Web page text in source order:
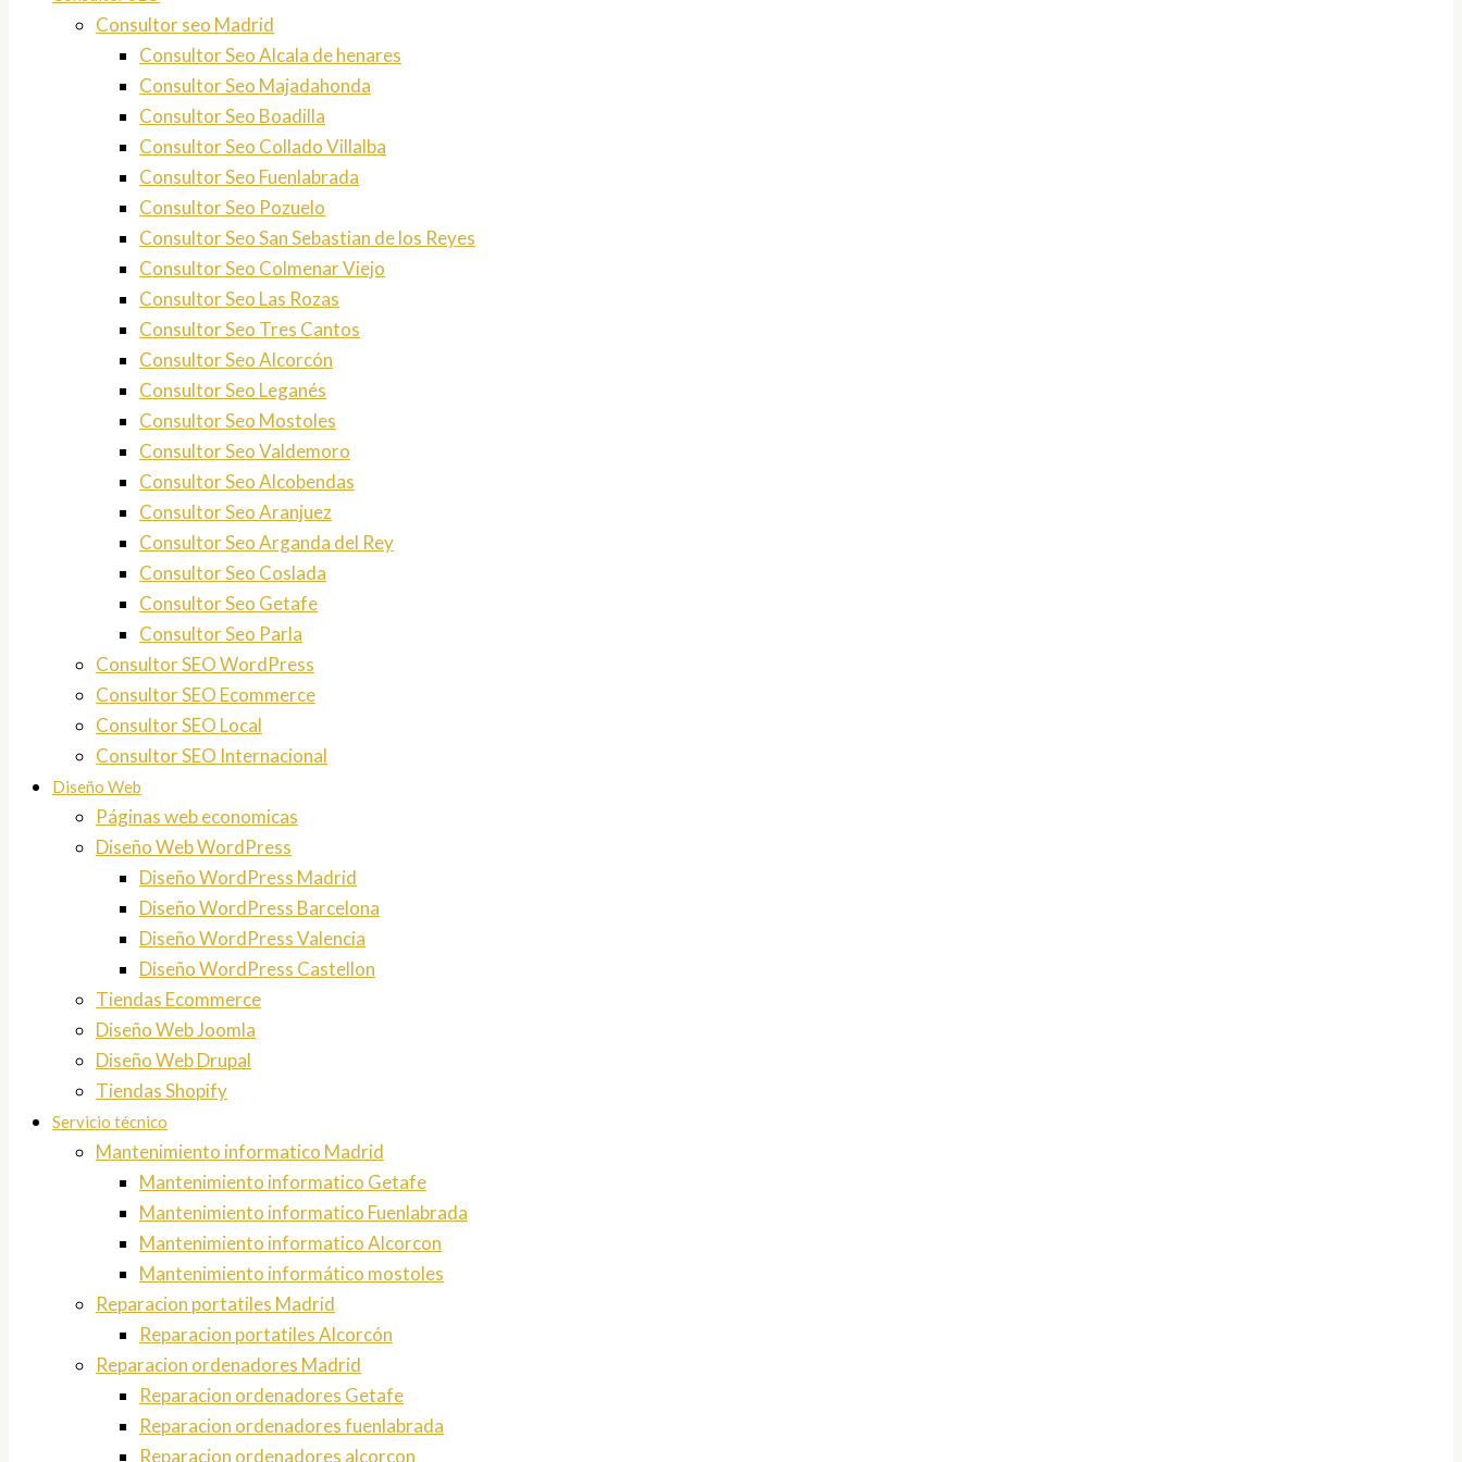
Consultor seo Madrid
Consultor Seo Alcala de henares
Consultor Seo Majadahonda
Consultor Seo Boadilla
Consultor Seo Collado Villalba
Consultor Seo Fuenlabrada
Consultor Seo Pozuelo
Consultor Seo San Sebastian de los Reyes
Consultor Seo Colmenar Viejo
Consultor Seo Las Rozas
Consultor Seo Tres Cantos
Consultor Seo Alcorcón
Consultor Seo Leganés
Consultor Seo Mostoles
Consultor Seo Valdemoro
Consultor Seo Alcobendas
Consultor Seo Aranjuez
Consultor Seo Arganda del Rey
Consultor Seo Coslada
Consultor Seo Getafe
Consultor Seo Parla
Consultor SEO WordPress
Consultor SEO Ecommerce
Consultor SEO Local
Consultor SEO Internacional
Diseño Web
Páginas web economicas
Diseño Web WordPress
Diseño WordPress Madrid
Diseño WordPress Barcelona
Diseño WordPress Valencia
Diseño WordPress Castellon
Tiendas Ecommerce
Diseño Web Joomla
Diseño Web Drupal
Tiendas Shopify
Servicio técnico
Mantenimiento informatico Madrid
Mantenimiento informatico Getafe
Mantenimiento informatico Fuenlabrada
Mantenimiento informatico Alcorcon
Mantenimiento informático mostoles
Reparacion portatiles Madrid
Reparacion portatiles Alcorcón
Reparacion ordenadores Madrid
Reparacion ordenadores Getafe
Reparacion ordenadores fuenlabrada
Reparacion ordenadores alcorcon